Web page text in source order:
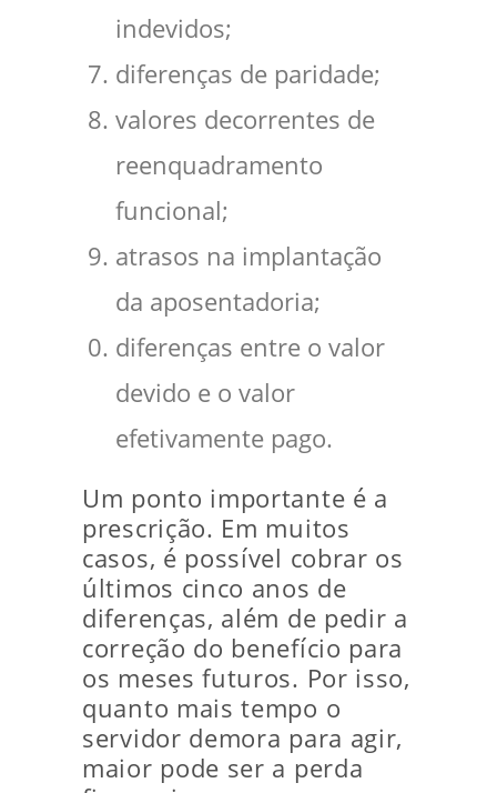
indevidos;
diferenças de paridade;
valores decorrentes de
reenquadramento
funcional;
atrasos na implantação
da aposentadoria;
diferenças entre o valor
devido e o valor
efetivamente pago.
Um ponto importante é a
prescrição. Em muitos
casos, é possível cobrar os
últimos cinco anos de
diferenças, além de pedir a
correção do benefício para
os meses futuros. Por isso,
quanto mais tempo o
servidor demora para agir,
maior pode ser a perda